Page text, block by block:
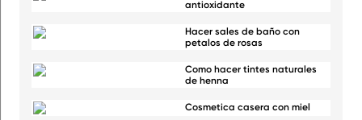
antioxidante
Hacer sales de baño con
petalos de rosas
Como hacer tintes naturales
de henna
Cosmetica casera con miel